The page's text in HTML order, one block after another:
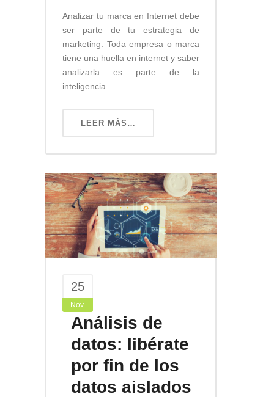
Analizar tu marca en Internet debe
ser parte de tu estrategia de
marketing. Toda empresa o marca
tiene una huella en internet y saber
analizarla es parte de la
inteligencia...
LEER MÁS…
25
Nov
Análisis de
datos: libérate
por fin de los
datos aislados